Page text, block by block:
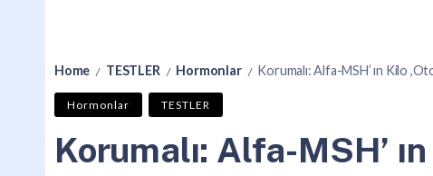
Home / TESTLER / Hormonlar / Korumalı: Alfa-MSH’ ın Kilo
Hormonlar TESTLER
Korumalı: Alfa-MSH’